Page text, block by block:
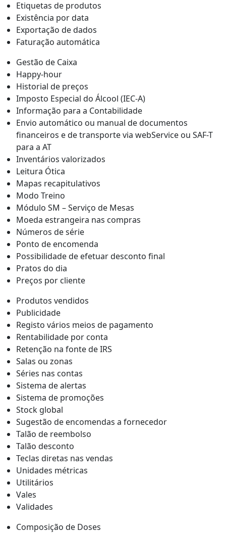
Etiquetas de produtos
Existência por data
Exportação de dados
Faturação automática
Gestão de Caixa
Happy-hour
Historial de preços
Imposto Especial do Álcool (IEC-A)
Informação para a Contabilidade
Envio automático ou manual de documentos
financeiros e de transporte via webService ou SAF-T
para a AT
Inventários valorizados
Leitura Ótica
Mapas recapitulativos
Modo Treino
Módulo SM – Serviço de Mesas
Moeda estrangeira nas compras
Números de série
Ponto de encomenda
Possibilidade de efetuar desconto final
Pratos do dia
Preços por cliente
Produtos vendidos
Publicidade
Registo vários meios de pagamento
Rentabilidade por conta
Retenção na fonte de IRS
Salas ou zonas
Séries nas contas
Sistema de alertas
Sistema de promoções
Stock global
Sugestão de encomendas a fornecedor
Talão de reembolso
Talão desconto
Teclas diretas nas vendas
Unidades métricas
Utilitários
Vales
Validades
Composição de Doses